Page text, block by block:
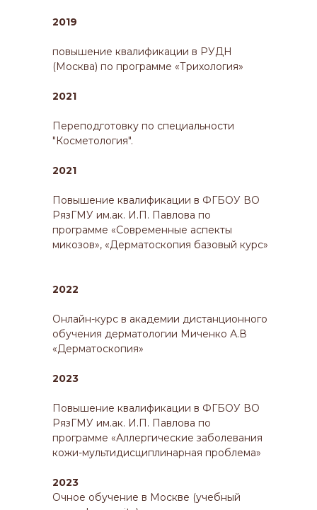
2019
повышение квалификации в РУДН
(Москва) по программе «Трихология»
2021
Переподготовку по специальности
"Косметология".
2021
Повышение квалификации в ФГБОУ ВО
РязГМУ им.ак. И.П. Павлова по
программе «Современные аспекты
микозов», «Дерматоскопия базовый курс»
2022
Онлайн-курс в академии дистанционного
обучения дерматологии Миченко А.В
«Дерматоскопия»
2023
Повышение квалификации в ФГБОУ ВО
РязГМУ им.ак. И.П. Павлова по
программе «Аллергические заболевания
кожи-мультидисциплинарная проблема»
2023
Очное обучение в Москве (учебный